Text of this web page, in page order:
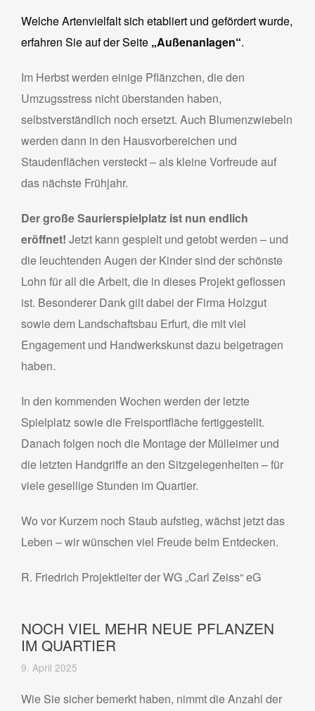
Welche Artenvielfalt sich etabliert und gefördert wurde,
erfahren Sie auf der Seite „Außenanlagen“.
Im Herbst werden einige Pflänzchen, die den
Umzugsstress nicht überstanden haben,
selbstverständlich noch ersetzt. Auch Blumenzwiebeln
werden dann in den Hausvorbereichen und
Staudenflächen versteckt – als kleine Vorfreude auf
das nächste Frühjahr.
Der große Saurierspielplatz ist nun endlich
eröffnet! Jetzt kann gespielt und getobt werden – und
die leuchtenden Augen der Kinder sind der schönste
Lohn für all die Arbeit, die in dieses Projekt geflossen
ist. Besonderer Dank gilt dabei der Firma Holzgut
sowie dem Landschaftsbau Erfurt, die mit viel
Engagement und Handwerkskunst dazu beigetragen
haben.
In den kommenden Wochen werden der letzte
Spielplatz sowie die Freisportfläche fertiggestellt.
Danach folgen noch die Montage der Mülleimer und
die letzten Handgriffe an den Sitzgelegenheiten – für
viele gesellige Stunden im Quartier.
Wo vor Kurzem noch Staub aufstieg, wächst jetzt das
Leben – wir wünschen viel Freude beim Entdecken.
R. Friedrich Projektleiter der WG „Carl Zeiss“ eG
NOCH VIEL MEHR NEUE PFLANZEN
IM QUARTIER
9. April 2025
Wie Sie sicher bemerkt haben, nimmt die Anzahl der